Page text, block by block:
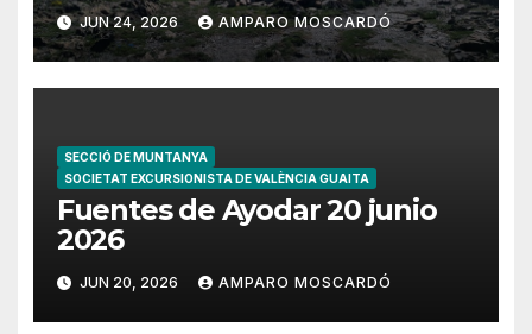
JUN 24, 2026 AMPARO MOSCARDÓ
SECCIÓ DE MUNTANYA
SOCIETAT EXCURSIONISTA DE VALÈNCIA GUAITA
Fuentes de Ayodar 20 junio
2026
JUN 20, 2026 AMPARO MOSCARDÓ